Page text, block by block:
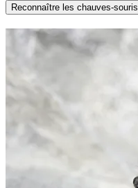
Reconnaître les chauves-souris